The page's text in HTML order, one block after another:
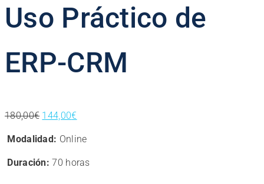
Uso Práctico de
ERP-CRM
180,00€ El
original
era:
144,00€
actual
Modalidad: Online
Duración: 70 horas